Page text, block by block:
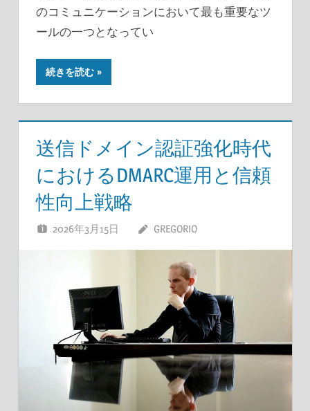
のコミュニケーションにおいて最も重要なツ
ールの一つとなってい
続きを読む
送信ドメイン認証強化時代
におけるDMARC運用と信頼
性向上戦略
2026年3月15日 GREGORIO